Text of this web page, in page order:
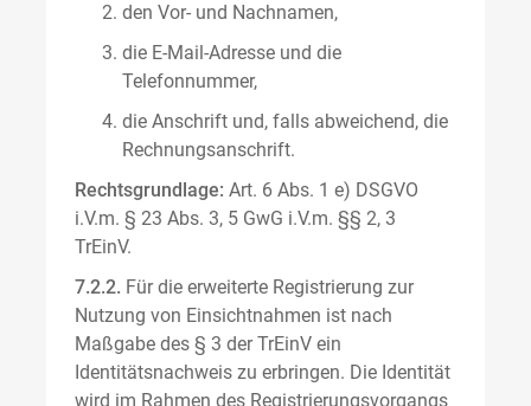
den Vor- und Nachnamen,
die E-Mail-Adresse und die
Telefonnummer,
die Anschrift und, falls abweichend, die
Rechnungsanschrift.
Rechtsgrundlage: Art. 6 Abs. 1 e) DSGVO
i.V.m. § 23 Abs. 3, 5 GwG i.V.m. §§ 2, 3
TrEinV.
7.2.2. Für die erweiterte Registrierung zur
Nutzung von Einsichtnahmen ist nach
Maßgabe des § 3 der TrEinV ein
Identitätsnachweis zu erbringen. Die Identität
wird im Rahmen des Registrierungsvorgangs